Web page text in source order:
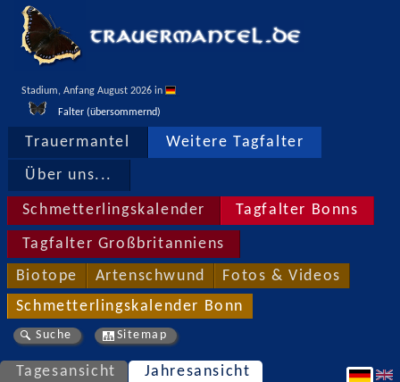
Stadium, Anfang August 2026 in
Falter (übersommernd)
Trauermantel Weitere Tagfalter
Über uns...
Schmetterlingskalender Tagfalter Bonns
Tagfalter Großbritanniens
Biotope Artenschwund Fotos & Videos
Schmetterlingskalender Bonn
Suche Sitemap
Tagesansicht Jahresansicht